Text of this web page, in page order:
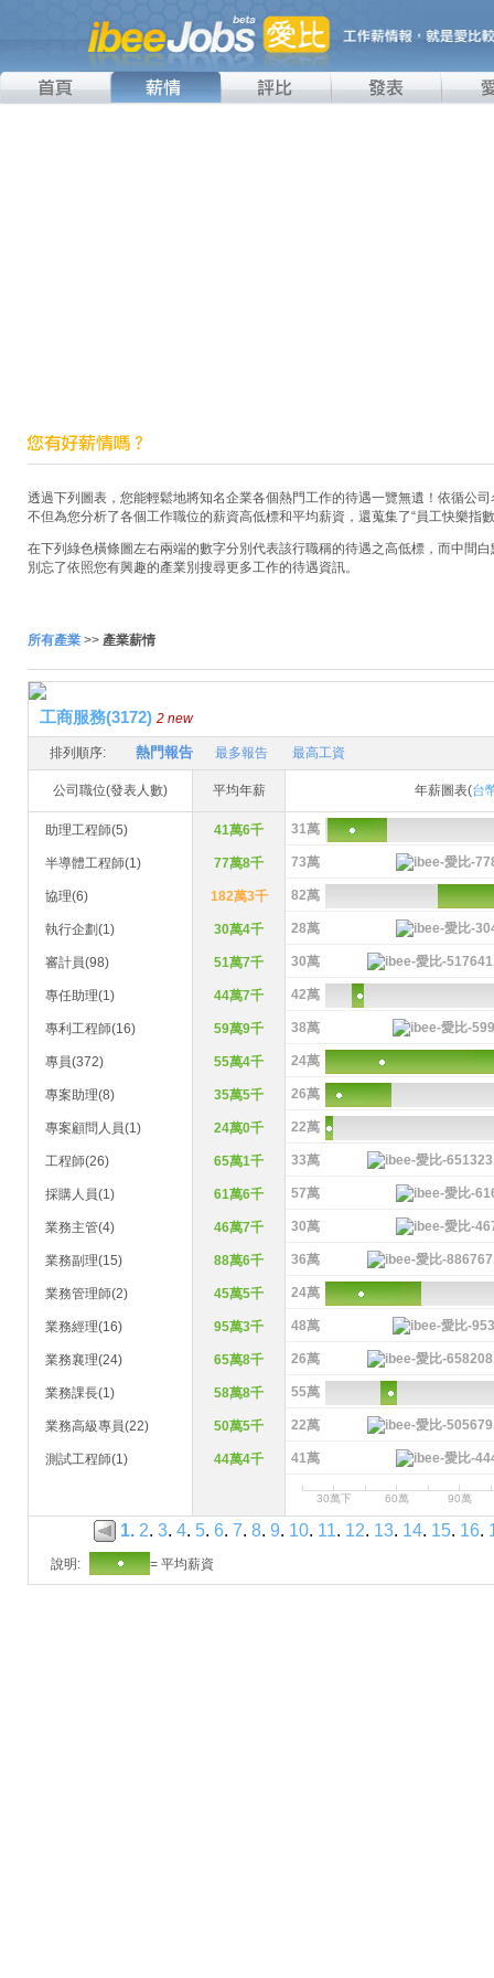
透過下列圖表，您能輕鬆地將知名企業各個熱門工作的待遇一覽無遺！依循公
不但為您分析了各個工作職位的薪資高低標和平均薪資，還蒐集了“員工快樂指
在下列綠色橫條圖左右兩端的數字分別代表該行職稱的待遇之高低標，而中間
別忘了依照您有興趣的產業別搜尋更多工作的待遇資訊。
所有產業 >> 產業薪情
工商服務(3172) 2 new
排列順序: 熱門報告 最多報告 最高工資
公司職位(發表人數) 平均年薪 年薪圖表(台
助理工程師(5) 41萬6千 31萬
半導體工程師(1) 77萬8千 73萬
協理(6) 182萬3千 82萬
執行企劃(1) 30萬4千 28萬
審計員(98) 51萬7千 30萬
專任助理(1) 44萬7千 42萬
專利工程師(16) 59萬9千 38萬
專員(372) 55萬4千 24萬
專案助理(8) 35萬5千 26萬
專案顧問人員(1) 24萬0千 22萬
工程師(26) 65萬1千 33萬
採購人員(1) 61萬6千 57萬
業務主管(4) 46萬7千 30萬
業務副理(15) 88萬6千 36萬
業務管理師(2) 45萬5千 24萬
業務經理(16) 95萬3千 48萬
業務襄理(24) 65萬8千 26萬
業務課長(1) 58萬8千 55萬
業務高級專員(22) 50萬5千 22萬
測試工程師(1) 44萬4千 41萬
30萬下 60萬 90萬
1. 2. 3. 4. 5. 6. 7. 8. 9. 10. 11. 12. 13. 14. 15. 16.
說明: = 平均薪資